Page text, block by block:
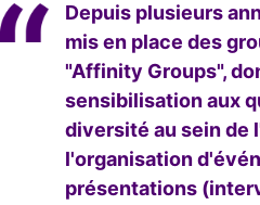
Depuis plusieurs
mis en place des
"Affinity Groups",
sensibilisation aux
diversité au sein de
l'organisation
présentations